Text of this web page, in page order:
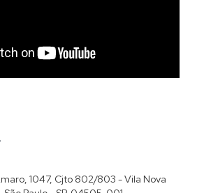
1047, Cjto 802/803 - Vila Nova